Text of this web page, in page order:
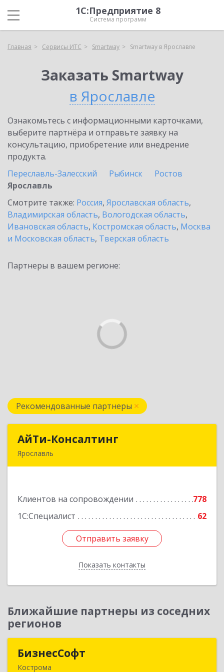
1С:Предприятие 8
Система программ
Главная Сервисы ИТС Smartway Smartway в Ярославле
Заказать Smartway
в Ярославле
Ознакомьтесь с информационными карточками,
выберите партнёра и отправьте заявку на
консультацию, приобретение или внедрение
продукта.
Переславль-Залесский
Рыбинск
Ростов
Ярославль
Смотрите также: Россия, Ярославская область,
Владимирская область, Вологодская область,
Ивановская область, Костромская область, Москва
и Московская область, Тверская область
Партнеры в вашем регионе:
Рекомендованные партнеры
АйТи-Консалтинг
Ярославль
Клиентов на сопровождении
778
1С:Специалист
62
Отправить заявку
Показать контакты
АйТи-Консалтинг
Подробнее
Отправить заявку
Назад
Ближайшие партнеры из соседних
регионов
БизнесСофт
Кострома